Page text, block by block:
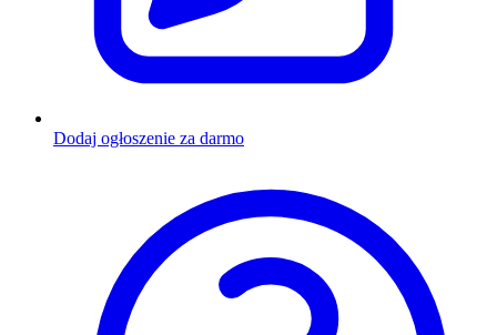
Dodaj ogłoszenie za darmo